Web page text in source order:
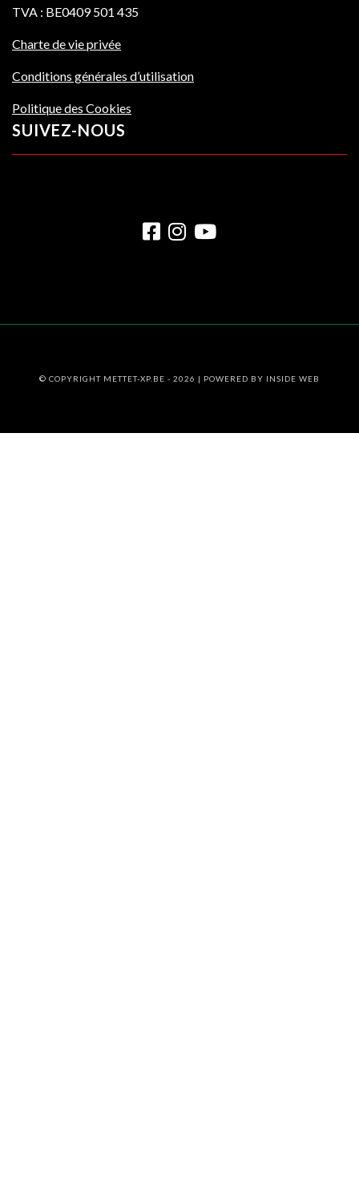
TVA : BE0409 501 435
Charte de vie privée
Conditions générales d’utilisation
Politique des Cookies
SUIVEZ-NOUS
© COPYRIGHT METTET-XP.BE - 2026 | POWERED BY INSIDE WEB